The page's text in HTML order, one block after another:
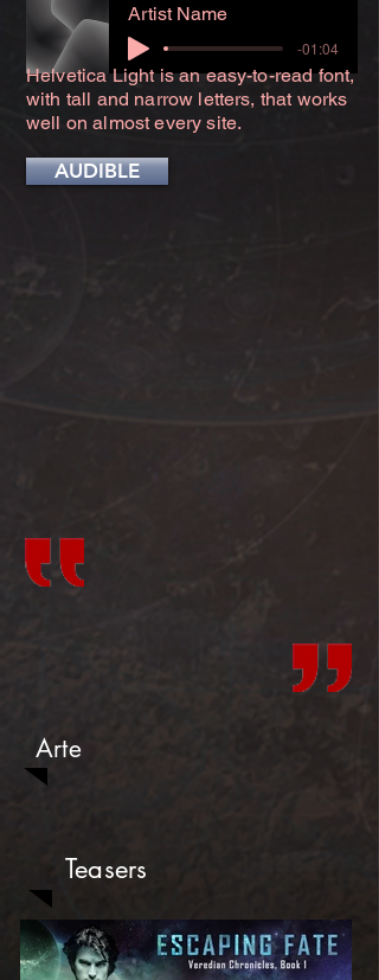
Artist Name
-01:04
Helvetica Light is an easy-to-read font,
with tall and narrow letters, that works
well on almost every site.
AUDIBLE
Arte
Teasers